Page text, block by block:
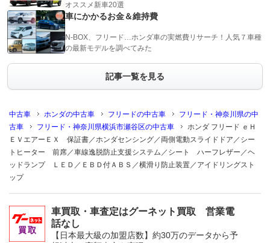
オススメ新車20選
車にかかるお金＆維持費
N-BOX、フリード…ホンダ車の実燃費リサーチ！人気７車種
の最新モデルを調べてみた
記事一覧を見る
中古車 ホンダの中古車 フリードの中古車
フリード・神奈川県の中
古車
フリード・神奈川県横浜市瀬谷区の中古車
ホンダ フリード ｅＨ
ＥＶエアーＥＸ 保証書／ホンダセンシング／両側電動スライドドア／シー
トヒーター 前席／車線逸脱防止支援システム／シート ハーフレザー／ヘ
ッドランプ ＬＥＤ／ＥＢＤ付ＡＢＳ／横滑り防止装置／アイドリングスト
ップ
車買取・車査定はグーネット買取 営業電
話なし
【日本最大級の加盟店数】約30万のデータから予